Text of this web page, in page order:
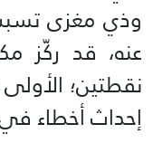
وذي مغزى
عنه، قد ركّز
نقطتين؛
إحداث أخطاء